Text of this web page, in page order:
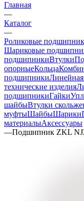
Главная
—
Каталог
—
Роликовые
Шариковые
подшипникиВтулки
опорныеКольца
подшипники
технические изделия
подшипникиГайки
шайбыВтулки
муфтыШайбыШарики
материалыАксессуары
—Подшипник ZKL